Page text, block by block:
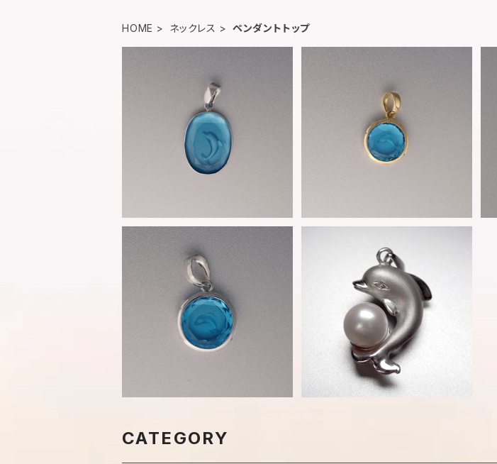
HOME ネックレス ペンダントトップ
K18WG レーザー彫刻 イルカ -
1024【現品限り】
¥49,500
K18 レーザー彫刻 イルカ - 102
6【現品限り】
¥37,400
K18WG レーザー彫刻 イルカ -
1025【現品限り】
¥29,700
SOLD OUT
SV925 パールペンダント - 117
8
¥42,900
CATEGORY